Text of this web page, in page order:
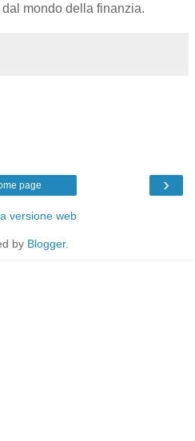
mondo della finanzia.
›
page
versione web
by Blogger.